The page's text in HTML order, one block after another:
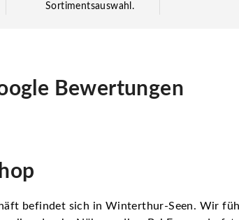
Sortimentsauswahl.
Bewertungen
befindet sich in Winterthur-Seen. Wir